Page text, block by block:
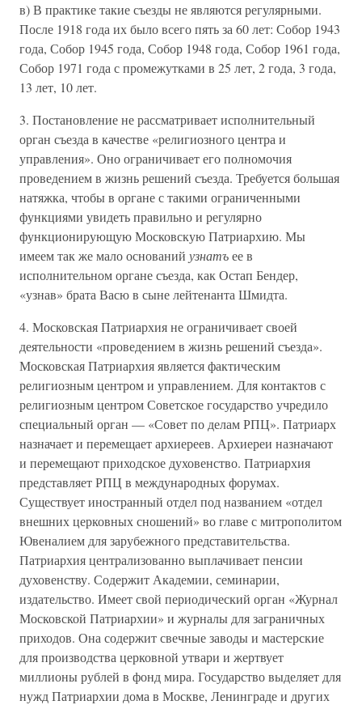
в) В практике такие съезды не являются регулярными.
После 1918 года их было всего пять за 60 лет: Собор 1943
года, Собор 1945 года, Собор 1948 года, Собор 1961 года,
Собор 1971 года с промежутками в 25 лет, 2 года, 3 года,
13 лет, 10 лет.
3. Постановление не рассматривает исполнительный
орган съезда в качестве «религиозного центра и
управления». Оно ограничивает его полномочия
проведением в жизнь решений съезда. Требуется большая
натяжка, чтобы в органе с такими ограниченными
функциями увидеть правильно и регулярно
функционирующую Московскую Патриархию. Мы
имеем так же мало оснований узнатъее в
исполнительном органе съезда, как Остап Бендер,
«узнав» брата Васю в сыне лейтенанта Шмидта.
4. Московская Патриархия не ограничивает своей
деятельности «проведением в жизнь решений съезда».
Московская Патриархия является фактическим
религиозным центром и управлением. Для контактов с
религиозным центром Советское государство учредило
специальный орган — «Совет по делам РПЦ». Патриарх
назначает и перемещает архиереев. Архиереи назначают
и перемещают приходское духовенство. Патриархия
представляет РПЦ в международных форумах.
Существует иностранный отдел под названием «отдел
внешних церковных сношений» во главе с митрополитом
Ювеналием для зарубежного представительства.
Патриархия централизованно выплачивает пенсии
духовенству. Содержит Академии, семинарии,
издательство. Имеет свой периодический орган «Журнал
Московской Патриархии» и журналы для заграничных
приходов. Она содержит свечные заводы и мастерские
для производства церковной утвари и жертвует
миллионы рублей в фонд мира. Государство выделяет для
нужд Патриархии дома в Москве, Ленинграде и других